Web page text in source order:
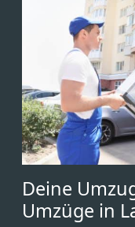
Deine
Umzüge in